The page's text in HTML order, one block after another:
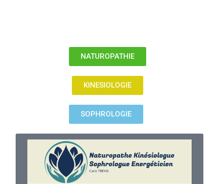
NATUROPATHIE
KINESIOLOGIE
SOPHROLOGIE